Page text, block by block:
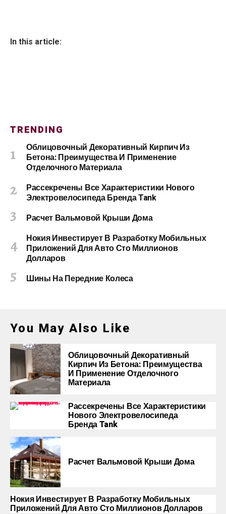
In this article:
TRENDING
Облицовочный Декоративный Кирпич Из
Бетона: Преимущества И Применение
Отделочного Материала
Рассекречены Все Характеристики Нового
Электровелосипеда Бренда Tank
Расчет Вальмовой Крыши Дома
Нокия Инвестирует В Разработку Мобильных
Приложений Для Авто Сто Миллионов
Долларов
Шины На Передние Колеса
You May Also Like
Облицовочный Декоративный
Кирпич Из Бетона: Преимущества
И Применение Отделочного
Материала
Рассекречены Все Характеристики
Нового Электровелосипеда
Бренда Tank
Расчет Вальмовой Крыши Дома
Нокия Инвестирует В Разработку Мобильных
Приложений Для Авто Сто Миллионов Долларов